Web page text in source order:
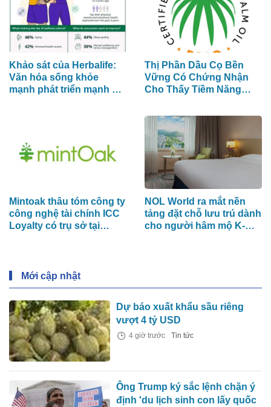
Khảo sát của Herbalife:
Văn hóa sống khỏe
mạnh phát triển mạnh mẽ
diện
Thị Phần Dầu Cọ Bền
Vững Có Chứng Nhận
Cho Thấy Tiềm Năng
Mintoak thâu tóm công ty
công nghệ tài chính ICC
Loyalty có trụ sở tại
NOL World ra mắt nền
tảng đặt chỗ lưu trú dành
cho người hâm mộ K-
Mới cập nhật
Dự báo xuất khẩu sầu riêng
vượt 4 tỷ USD
4 giờ trước Tin tức
Ông Trump ký sắc lệnh chặn ý
định 'du lịch sinh con lấy quốc